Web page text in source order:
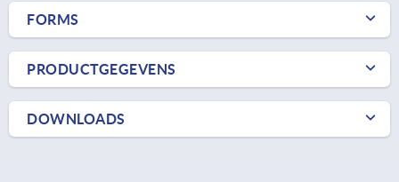
FORMS
PRODUCTGEGEVENS
DOWNLOADS